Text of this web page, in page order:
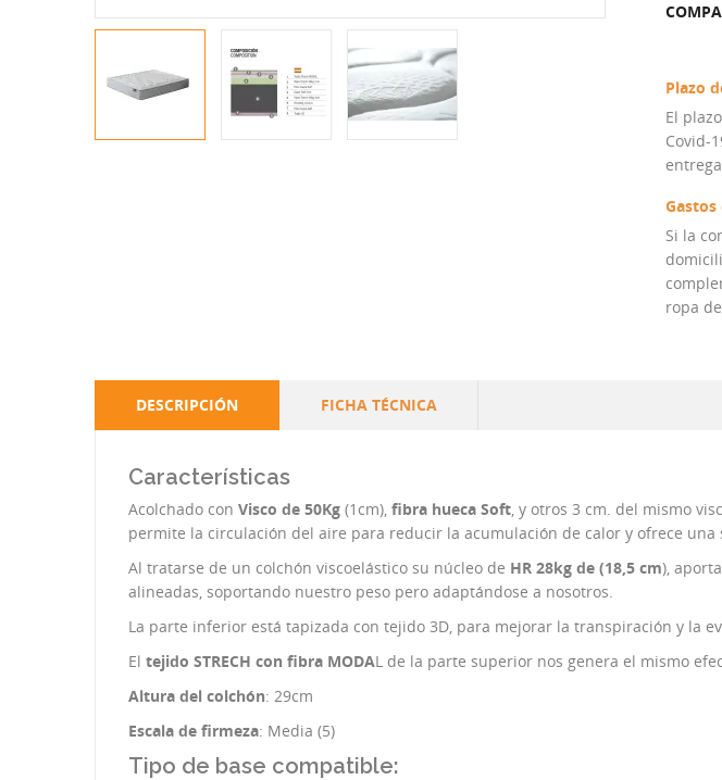
Plazo
El
Covid-
Gastos
Si la
ropa
DESCRIPCIÓN FICHA TÉCNICA
Características
Acolchado con Visco de 50Kg (1cm), fibra hueca Soft, y otros 3 cm. del mismo
permite la circulación del aire para reducir la acumulación de calor y ofrece una
Al tratarse de un colchón viscoelástico su núcleo de HR 28kg de (18,5 cm),
alineadas, soportando nuestro peso pero adaptándose a nosotros.
La parte inferior está tapizada con tejido 3D, para mejorar la transpiración y la
El tejido STRECH con fibra MODAL de la parte superior nos genera el mismo
Altura del colchón: 29cm
Escala de firmeza: Media (5)
Tipo de base compatible: